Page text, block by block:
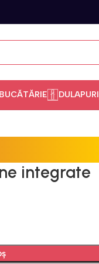
DULAPURI
integrate